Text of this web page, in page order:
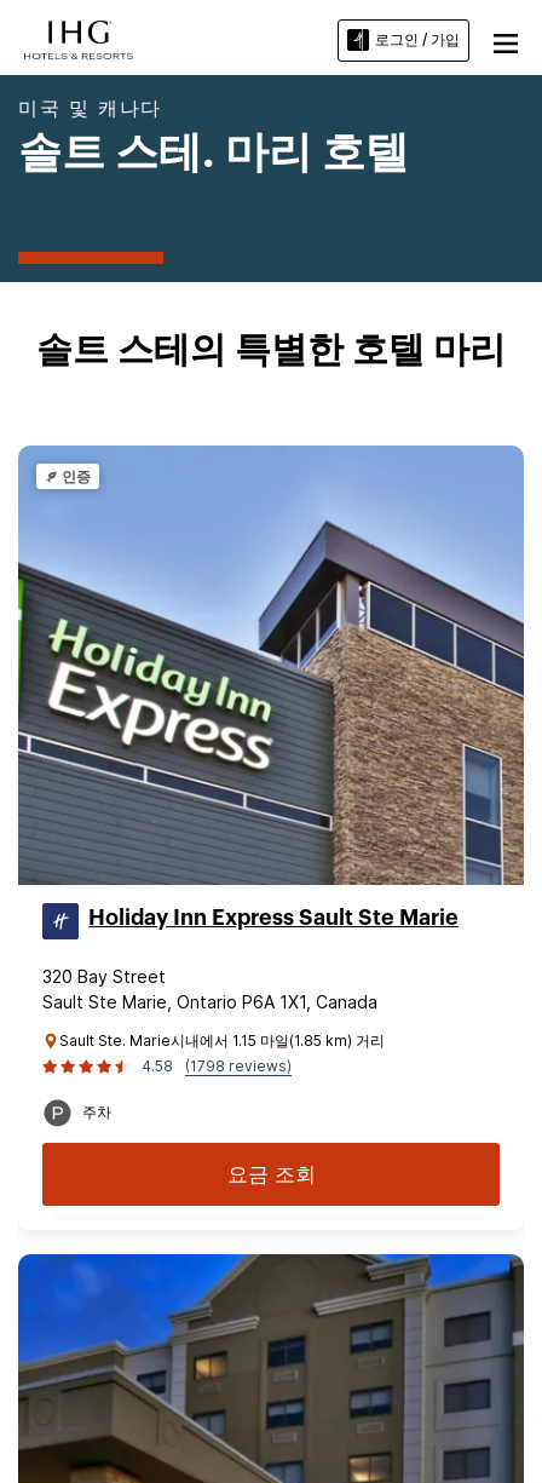
로그인 / 가입
미국 및 캐나다
솔트 스테. 마리 호텔
솔트 스테의 특별한 호텔 마리
인증
Holiday Inn Express Sault Ste Marie
320 Bay Street
Sault Ste Marie, Ontario P6A 1X1, Canada
Sault Ste. Marie시내에서 1.15 마일(1.85 km) 거리
4.58
(1798 reviews)
주차
요금 조회